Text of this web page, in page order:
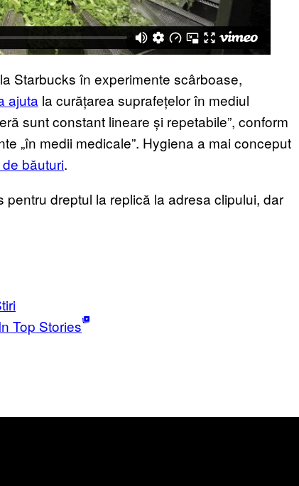
Starbucks în experimente scârboase,
ajuta la curățarea suprafețelor în mediul
sunt constant lineare și repetabile”, conform
„în medii medicale”. Hygiena a mai conceput
băuturi.
dreptul la replică la adresa clipului, dar
Top Stories